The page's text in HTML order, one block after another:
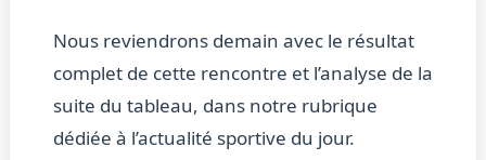
Nous reviendrons demain avec le résultat
complet de cette rencontre et l’analyse de la
suite du tableau, dans notre rubrique
dédiée à l’actualité sportive du jour.